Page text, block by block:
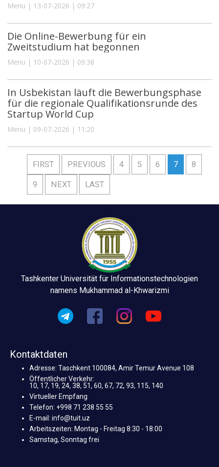
Menu | 13-07-2026 | 09:27
Die Online-Bewerbung für ein
Zweitstudium hat begonnen
Menu | 10-07-2026 | 09:38
In Usbekistan läuft die Bewerbungsphase
für die regionale Qualifikationsrunde des
Startup World Cup
Menu | 09-07-2026 | 11:20
FIRST PREVIOUS 4 5 6 7 8
9 NEXT LAST
Tashkenter Universität für Informationstechnologien
namens Mukhammad al-Khwarizmi
Kontaktdaten
Adresse: Taschkent 100084, Amir Temur Avenue 108
Öffentlicher Verkehr:
10, 17, 19, 24, 38, 51, 60, 67, 72, 93, 115, 140
Virtueller Empfang
Telefon: +998 71 238 55 55
E-mail: info@tuit.uz
Arbeitszeiten: Montag - Freitag 8:30 - 18:00
Samstag, Sonntag frei